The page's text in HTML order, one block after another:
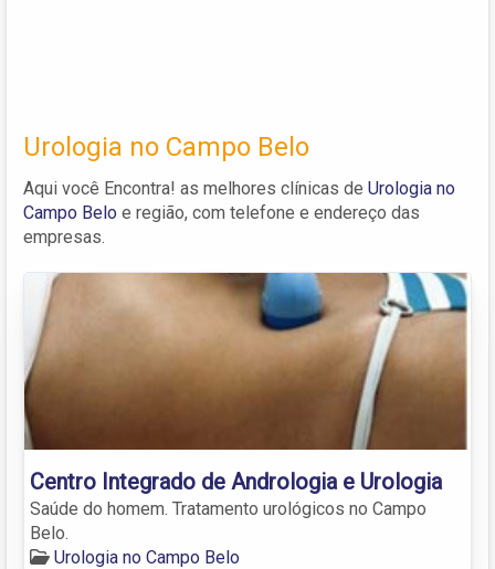
Urologia no Campo Belo
Aqui você Encontra! as melhores clínicas de Urologia no
Campo Belo e região, com telefone e endereço das
empresas.
Centro Integrado de Andrologia e Urologia
Saúde do homem. Tratamento urológicos no Campo
Belo.
Urologia no Campo Belo